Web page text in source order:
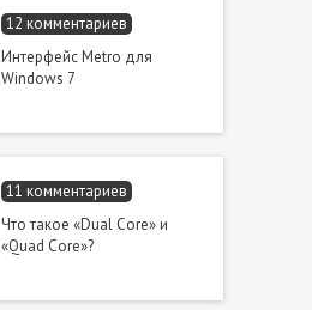
12 комментариев
Интерфейс Metro для
Windows 7
11 комментариев
Что такое «Dual Core» и
«Quad Core»?